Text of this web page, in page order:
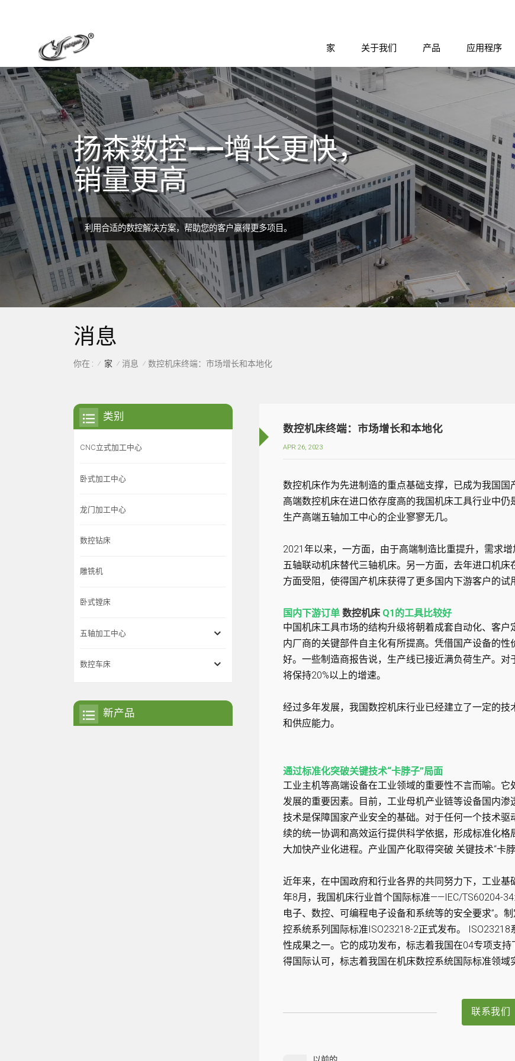
家 关于我们 产品 应用程序
扬森数控——增长更快，
销量更高
利用合适的数控解决方案，帮助您的客户赢得更多项目。
消息
你在 : / 家 / 消息 / 数控机床终端：市场增长和本地化
数控机床终端：市场增长和本地化
APR 26, 2023
数控机床作为先进制造的重点基础支撑，已成为我国国
高端数控机床在进口依存度高的我国机床工具行业中
生产高端五轴加工中心的企业寥寥无几。
2021年以来，一方面，由于高端制造比重提升，需求
五轴联动机床替代三轴机床。另一方面，去年进口机
方面受阻，使得国产机床获得了更多国内下游客户的试
国内下游订单 数控机床 Q1的工具比较好
中国机床工具市场的结构升级将朝着成套自动化、客
内厂商的关键部件自主化有所提高。凭借国产设备的
好。一些制造商报告说，生产线已接近满负荷生产。
将保持20%以上的增速。
经过多年发展，我国数控机床行业已经建立了一定的
和供应能力。
通过标准化突破关键技术“卡脖子”局面
工业主机等高端设备在工业领域的重要性不言而喻。
发展的重要因素。目前，工业母机产业链等设备国内
技术是保障国家产业安全的基础。对于任何一个技术
续的统一协调和高效运行提供科学依据，形成标准化
大加快产业化进程。产业国产化取得突破 关键技术“卡脖
近年来，在中国政府和行业各界的共同努力下，工业
年8月，我国机床行业首个国际标准——IEC/TS60204-
电子、数控、可编程电子设备和系统等的安全要求”。
控系统系列国际标准ISO23218-2正式发布。
性成果之一。它的成功发布，标志着我国在04专项支持
得国际认可，标志着我国在机床数控系统国际标准领域
联系我们
类别
CNC立式加工中心
卧式加工中心
龙门加工中心
数控钻床
雕铣机
卧式镗床
五轴加工中心
数控车床
新产品